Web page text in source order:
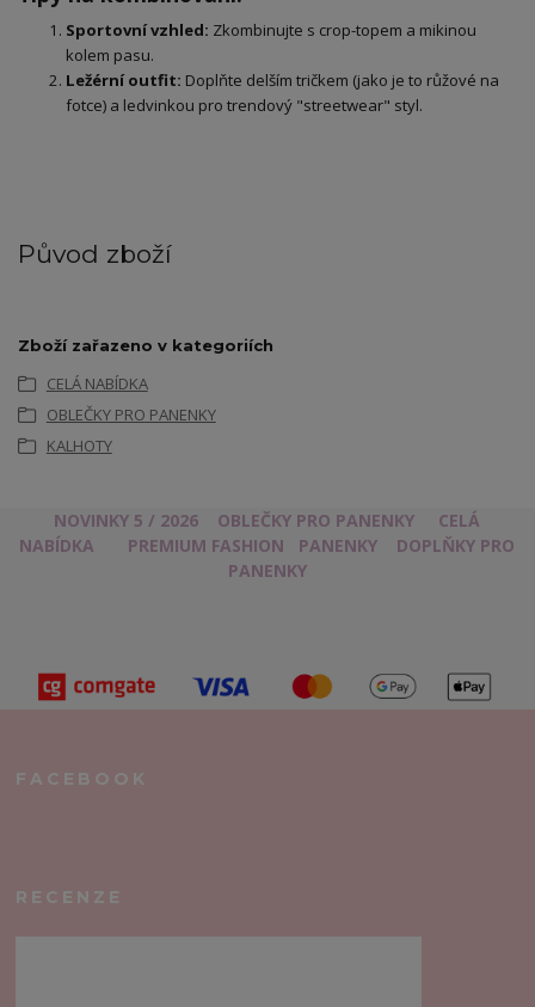
Sportovní vzhled: Zkombinujte s crop-topem a mikinou
kolem pasu.
Ležérní outfit: Doplňte delším tričkem (jako je to růžové na
fotce) a ledvinkou pro trendový "streetwear" styl.
Původ zboží
Zboží zařazeno v kategoriích
CELÁ NABÍDKA
OBLEČKY PRO PANENKY
KALHOTY
NOVINKY 5 / 2026 OBLEČKY PRO PANENKY
CELÁ
NABÍDKA
PREMIUM FASHION PANENKY
DOPLŇKY PRO
PANENKY
FACEBOOK
RECENZE